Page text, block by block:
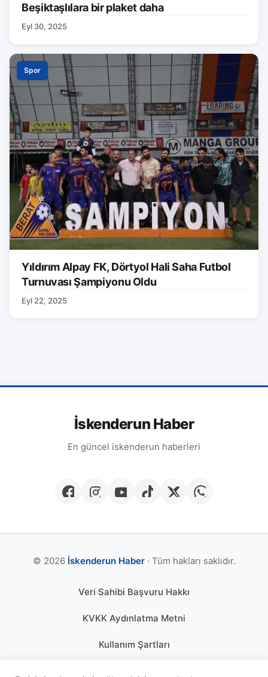
Beşiktaşlılara bir plaket daha
Eyl 30, 2025
Spor
Yıldırım Alpay FK, Dörtyol Hali Saha Futbol
Turnuvası Şampiyonu Oldu
Eyl 22, 2025
İskenderun Haber
En güncel iskenderun haberleri
© 2026 İskenderun Haber· Tüm hakları saklıdır.
Veri Sahibi Başvuru Hakkı
KVKK Aydınlatma Metni
Kullanım Şartları